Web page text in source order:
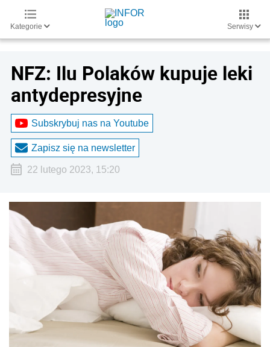
Kategorie Serwisy
NFZ: Ilu Polaków kupuje leki
antydepresyjne
Subskrybuj nas na Youtube
Zapisz się na newsletter
22 lutego 2023, 15:20